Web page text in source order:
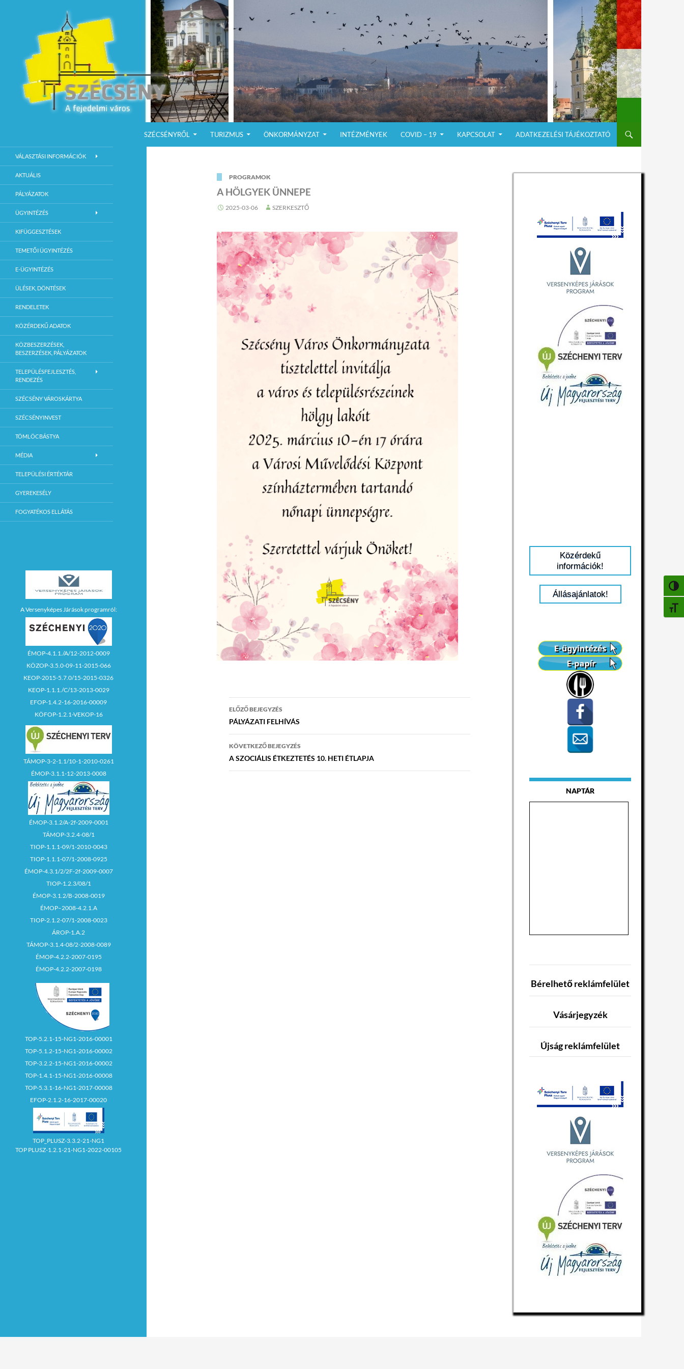
SZÉCSÉNYRŐL
TURIZMUS ÖNKORMÁNYZAT INTÉZMÉNYEK COVID – 19 KAPCSOLAT ADATKEZELÉSI TÁJÉKOZTATÓ
PROGRAMOK
A HÖLGYEK ÜNNEPE
2025-03-06 SZERKESZTŐ
Bejegyzés
navigáció
ELŐZŐ BEJEGYZÉS
PÁLYÁZATI FELHÍVÁS
KÖVETKEZŐ BEJEGYZÉS
A SZOCIÁLIS ÉTKEZTETÉS 10. HETI ÉTLAPJA
Közérdekű
információk!
Állásajánlatok!
NAPTÁR
Bérelhető reklámfelület
Vásárjegyzék
Újság reklámfelület
Szécsény Város Hivatalos Weboldala
VÁLASZTÁSI INFORMÁCIÓK
AKTUÁLIS
PÁLYÁZATOK
ÜGYINTÉZÉS
KIFÜGGESZTÉSEK
TEMETŐI ÜGYINTÉZÉS
E-ÜGYINTÉZÉS
ÜLÉSEK, DÖNTÉSEK
RENDELETEK
KÖZÉRDEKŰ ADATOK
KÖZBESZERZÉSEK,
BESZERZÉSEK, PÁLYÁZATOK
TELEPÜLÉSFEJLESZTÉS,
RENDEZÉS
SZÉCSÉNY VÁROSKÁRTYA
SZÉCSÉNYINVEST
TÖMLÖCBÁSTYA
MÉDIA
TELEPÜLÉSI ÉRTÉKTÁR
GYEREKESÉLY
FOGYATÉKOS ELLÁTÁS
A Versenyképes Járások programról:
ÉMOP-4.1.1./A/12-2012-0009
KÖZOP-3.5.0-09-11-2015-066
KEOP-2015-5.7.0/15-2015-0326
KEOP-1.1.1./C/13-2013-0029
EFOP-1.4.2-16-2016-00009
KÖFOP-1.2.1-VEKOP-16
TÁMOP-3-2-1.1/10-1-2010-0261
ÉMOP-3.1.1-12-2013-0008
ÉMOP-3.1.2/A-2f-2009-0001
TÁMOP-3.2.4-08/1
TIOP-1.1.1-09/1-2010-0043
TIOP-1.1.1-07/1-2008-0925
ÉMOP-4.3.1/2/2F-2f-2009-0007
TIOP-1.2.3/08/1
ÉMOP-3.1.2/B-2008-0019
ÉMOP–2008-4.2.1.A
TIOP-2.1.2-07/1-2008-0023
ÁROP-1.A.2
TÁMOP-3.1.4-08/2-2008-0089
ÉMOP-4.2.2-2007-0195
ÉMOP-4.2.2-2007-0198
TOP-5.2.1-15-NG1-2016-00001
TOP-5.1.2-15-NG1-2016-00002
TOP-3.2.2-15-NG1-2016-00002
TOP-1.4.1-15-NG1-2016-00008
TOP-5.3.1-16-NG1-2017-00008
EFOP-2.1.2-16-2017-00020
TOP_PLUSZ-3.3.2-21-NG1
TOP PLUSZ-1.2.1-21-NG1-2022-00105